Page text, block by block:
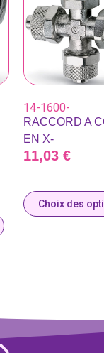
14-1600-
RACCORD A
EN X-
11,03 €
Choix des